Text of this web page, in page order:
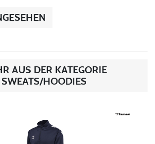
AUS DER KATEGORIE
SWEATS/HOODIES